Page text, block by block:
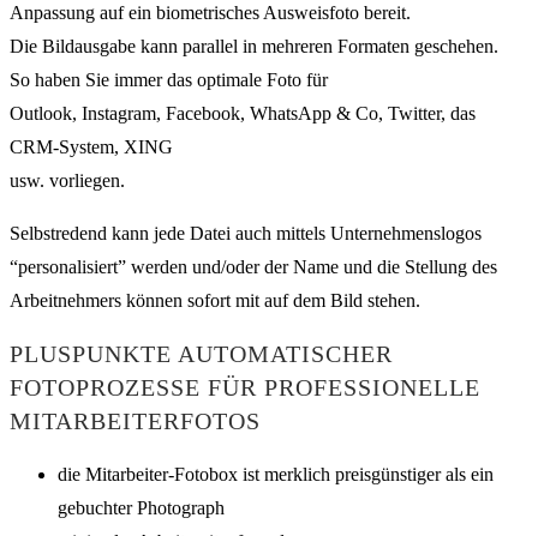
Anpassung auf ein biometrisches Ausweisfoto bereit.
Die Bildausgabe kann parallel in mehreren Formaten geschehen.
So haben Sie immer das optimale Foto für
Outlook, Instagram, Facebook, WhatsApp & Co, Twitter, das
CRM-System, XING
usw. vorliegen.
Selbstredend kann jede Datei auch mittels Unternehmenslogos
“personalisiert” werden und/oder der Name und die Stellung des
Arbeitnehmers können sofort mit auf dem Bild stehen.
PLUSPUNKTE AUTOMATISCHER
FOTOPROZESSE FÜR PROFESSIONELLE
MITARBEITERFOTOS
die Mitarbeiter-Fotobox ist merklich preisgünstiger als ein
gebuchter Photograph